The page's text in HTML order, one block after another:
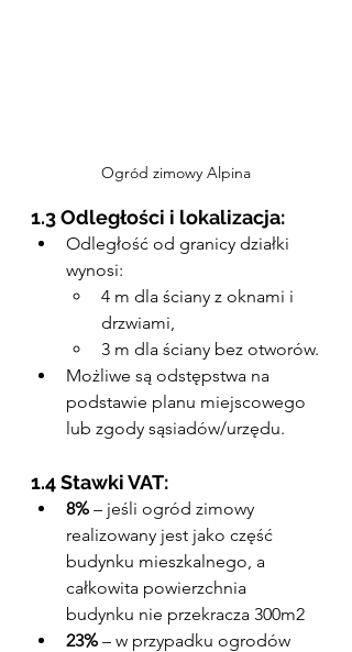
Ogród zimowy Alpina
1.3 Odległości i lokalizacja:
Odległość od granicy działki
wynosi:
4 m dla ściany z oknami i
drzwiami,
3 m dla ściany bez otworów.
Możliwe są odstępstwa na
podstawie planu miejscowego
lub zgody sąsiadów/urzędu.
1.4 Stawki VAT:
8% – jeśli ogród zimowy
realizowany jest jako część
budynku mieszkalnego, a
całkowita powierzchnia
budynku nie przekracza 300m2
23% – w przypadku ogrodów